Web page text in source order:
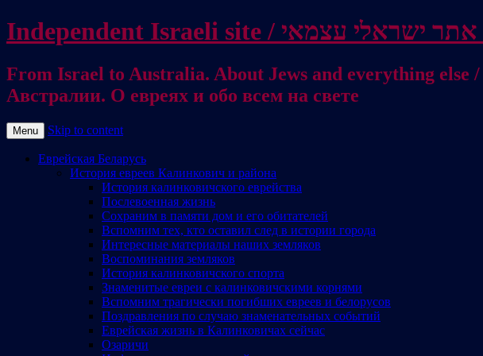
From Israel to Australia. About Jews and everything else / מישראל לאוסטרליה. על היהודים ועל כל דבר אחר / От Израиля до
Австралии. О евреях и обо всем на свете
Menu Skip to content
Еврейская Беларусь
История евреев Калинкович и района
История калинковичского еврейства
Послевоенная жизнь
Сохраним в памяти дом и его обитателей
Вспомним тех, кто оставил след в истории города
Интересные материалы наших земляков
Воспоминания земляков
История калинковичского спорта
Знаменитые евреи с калинковичскими корнями
Вспомним трагически погибших евреев и белорусов
Поздравления по случаю знаменательных событий
Еврейская жизнь в Калинковичах сейчас
Озаричи